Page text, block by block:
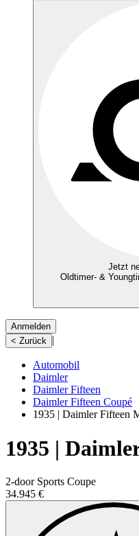
Jetzt
Oldtimer- &
Anmelden
< Zurück |
Automobil
Daimler
Daimler Fifteen
Daimler Fifteen Coupé
1935 | Daimler Fifteen
1935 |
2-door Sports Coupe
34.945 €